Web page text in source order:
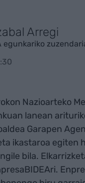
Arregi
egunkariko
Nazioarteko
lanean
Garapen
ikastaroa egiten
bila.